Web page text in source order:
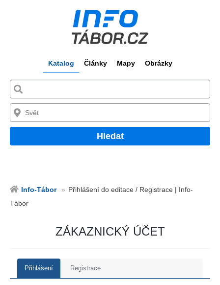
Katalog Články Mapy Obrázky
Hledat
Info-Tábor
Přihlášení do editace / Registrace | Info-
Tábor
ZÁKAZNICKÝ ÚČET
Přihlášení Registrace